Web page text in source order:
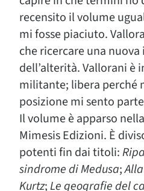
recensito il volume
mi fosse piaciuto.
che ricercare una
dell’alterità. Vallorani è
militante; libera perché
posizione mi sento
Il volume è apparso
Mimesis Edizioni. È
potenti fin dai titoli:
sindrome di Medusa;
Kurtz;Le geografie del